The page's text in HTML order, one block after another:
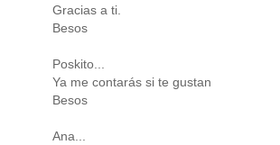
Gracias a ti.
Besos
Poskito...
Ya me contarás si te gustan
Besos
Ana...